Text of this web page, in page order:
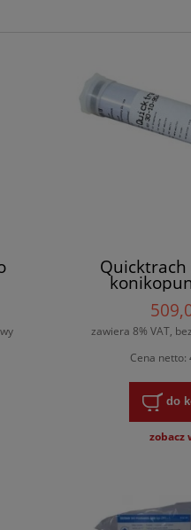
zawiera 8% VAT,
Cena netto:
do
zobacz